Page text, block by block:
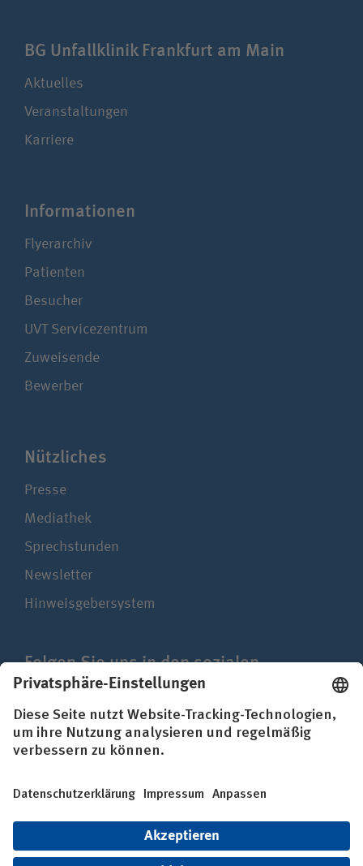
BG Unfallklinik Frankfurt am Main
Aktuelles
Veranstaltungen
Karriere
Infor­ma­tionen
Flyerarchiv
Patienten
Besucher
UVT Service­zentrum
Zuweisende
Bewerber
Nützliches
Presse
Mediathek
Sprechstunden
Newsletter
Hinweisgebersystem
Folgen Sie uns in den sozialen
Netzwerken
Impressum
Datenschutz
Erklärung zur Barrierefreiheit